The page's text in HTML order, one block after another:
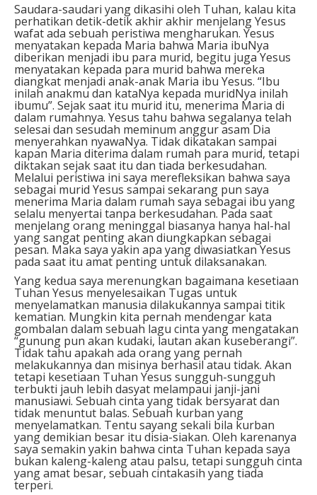
Saudara-saudari yang dikasihi oleh Tuhan, kalau kita
perhatikan detik-detik akhir akhir menjelang Yesus
wafat ada sebuah peristiwa mengharukan. Yesus
menyatakan kepada Maria bahwa Maria ibuNya
diberikan menjadi ibu para murid, begitu juga Yesus
menyatakan kepada para murid bahwa mereka
diangkat menjadi anak-anak Maria ibu Yesus. “Ibu
inilah anakmu dan kataNya kepada muridNya inilah
ibumu”. Sejak saat itu murid itu, menerima Maria di
dalam rumahnya. Yesus tahu bahwa segalanya telah
selesai dan sesudah meminum anggur asam Dia
menyerahkan nyawaNya. Tidak dikatakan sampai
kapan Maria diterima dalam rumah para murid, tetapi
diktakan sejak saat itu dan tiada berkesudahan.
Melalui peristiwa ini saya merefleksikan bahwa saya
sebagai murid Yesus sampai sekarang pun saya
menerima Maria dalam rumah saya sebagai ibu yang
selalu menyertai tanpa berkesudahan. Pada saat
menjelang orang meninggal biasanya hanya hal-hal
yang sangat penting akan diungkapkan sebagai
pesan. Maka saya yakin apa yang diwasiatkan Yesus
pada saat itu amat penting untuk dilaksanakan.
Yang kedua saya merenungkan bagaimana kesetiaan
Tuhan Yesus menyelesaikan Tugas untuk
menyelamatkan manusia dilakukannya sampai titik
kematian. Mungkin kita pernah mendengar kata
gombalan dalam sebuah lagu cinta yang mengatakan
“gunung pun akan kudaki, lautan akan kuseberangi”.
Tidak tahu apakah ada orang yang pernah
melakukannya dan misinya berhasil atau tidak. Akan
tetapi kesetiaan Tuhan Yesus sungguh-sungguh
terbukti jauh lebih dasyat melampaui janji-jani
manusiawi. Sebuah cinta yang tidak bersyarat dan
tidak menuntut balas. Sebuah kurban yang
menyelamatkan. Tentu sayang sekali bila kurban
yang demikian besar itu disia-siakan. Oleh karenanya
saya semakin yakin bahwa cinta Tuhan kepada saya
bukan kaleng-kaleng atau palsu, tetapi sungguh cinta
yang amat besar, sebuah cintakasih yang tiada
terperi.